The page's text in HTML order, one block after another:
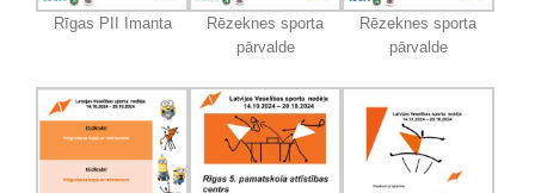
Rīgas PII Imanta
Rēzeknes sporta
pārvalde
Rēzeknes sporta
pārvalde